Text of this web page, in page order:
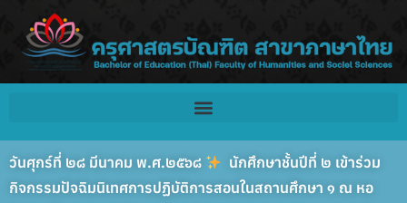
วันศุกร์ที่ ๒๘ มีนาคม พ.ศ.๒๕๖๘
นักศึกษาชั้นปีที่ ๒ เข้าร่วม
กิจกรรมปัจฉิมนิเทศการปฏิบัติการสอนในสถานศึกษา ๑ ณ หอ